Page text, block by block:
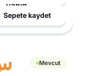
yapın
Sepete kaydet
Mevcut